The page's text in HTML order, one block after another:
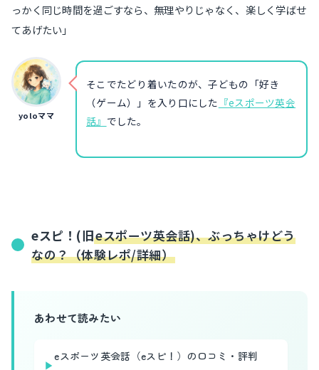
っかく同じ時間を過ごすなら、無理やりじゃなく、楽しく学ばせ
てあげたい」
yoloママ
そこでたどり着いたのが、子どもの「好き
（ゲーム）」を入り口にした 『eスポーツ英会
話』 でした。
eスピ！(旧eスポーツ英会話)、ぶっちゃけどう
なの？（体験レポ/詳細）
あわせて読みたい
▶
eスポーツ英会話（eスピ！）の口コミ・評判